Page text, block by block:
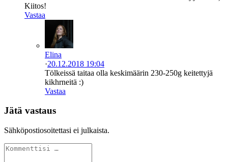
Kiitos!
Vastaa
Elina
·20.12.2018 19:04
Tölkeissä taitaa olla keskimäärin 230-250g keitettyjä
kikhrneitä :)
Vastaa
Jätä vastaus
Sähköpostiosoitettasi ei julkaista.